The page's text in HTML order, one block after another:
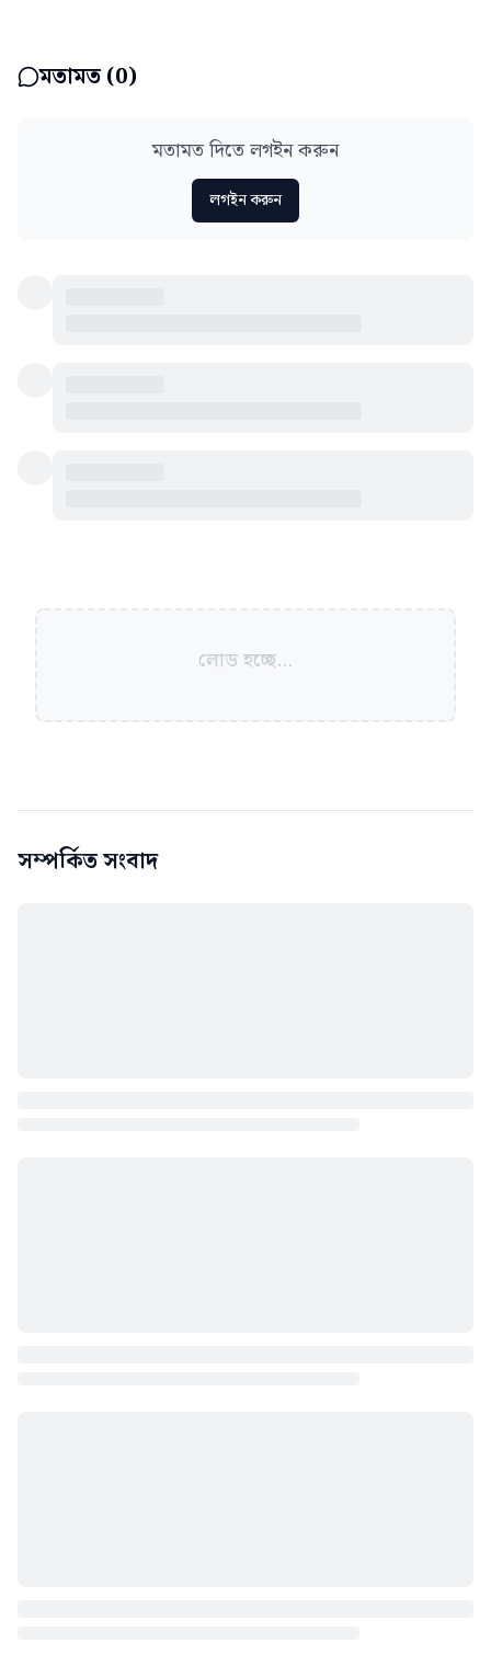
মতামত (0)
মতামত দিতে লগইন করুন
লগইন করুন
লোড হচ্ছে...
সম্পর্কিত সংবাদ